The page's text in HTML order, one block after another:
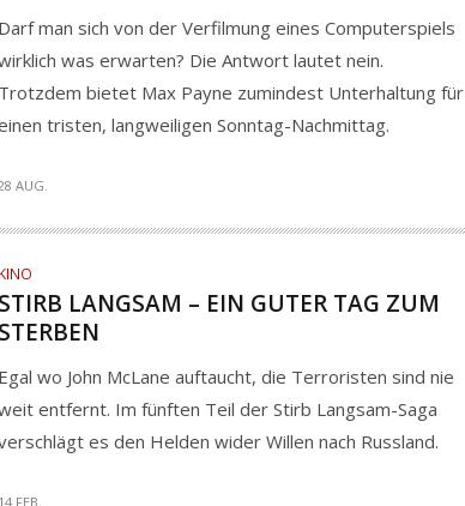
man sich von der Verfilmung eines Computerspiels
was erwarten? Die Antwort lautet nein.
bietet Max Payne zumindest Unterhaltung für
tristen, langweiligen Sonntag-Nachmittag.
AUG.
LANGSAM – EIN GUTER TAG ZUM
wo John McLane auftaucht, die Terroristen sind nie
entfernt. Im fünften Teil der Stirb Langsam-Saga
es den Helden wider Willen nach Russland.
FEB.